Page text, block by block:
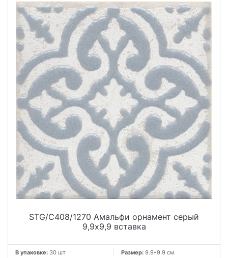
STG/C408/1270 Амальфи орнамент серый
9,9x9,9 вставка
В упаковке: 30 шт Размер: 9.9*9.9 см